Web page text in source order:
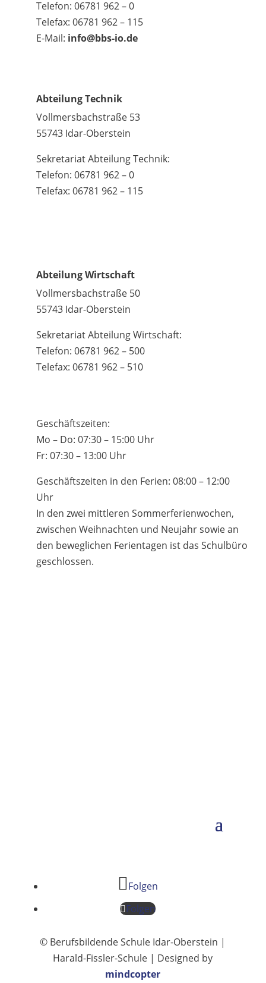
Telefon: 06781 962 – 0
Telefax: 06781 962 – 115
E-Mail: info@bbs-io.de
Abteilung Technik
Vollmersbachstraße 53
55743 Idar-Oberstein
Sekretariat Abteilung Technik:
Telefon: 06781 962 – 0
Telefax: 06781 962 – 115
Abteilung Wirtschaft
Vollmersbachstraße 50
55743 Idar-Oberstein
Sekretariat Abteilung Wirtschaft:
Telefon: 06781 962 – 500
Telefax: 06781 962 – 510
Geschäftszeiten:
Mo – Do: 07:30 – 15:00 Uhr
Fr: 07:30 – 13:00 Uhr
Geschäftszeiten in den Ferien: 08:00 – 12:00
Uhr
In den zwei mittleren Sommerferienwochen,
zwischen Weihnachten und Neujahr sowie an
den beweglichen Ferientagen ist das Schulbüro
geschlossen.
Folgen
Folgen
© Berufsbildende Schule Idar-Oberstein |
Harald-Fissler-Schule | Designed by
mindcopter